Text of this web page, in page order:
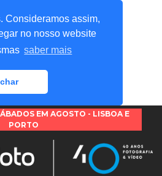
Consideramos assim,
no nosso website
saber mais
EM AGOSTO - LISBOA E
PORTO